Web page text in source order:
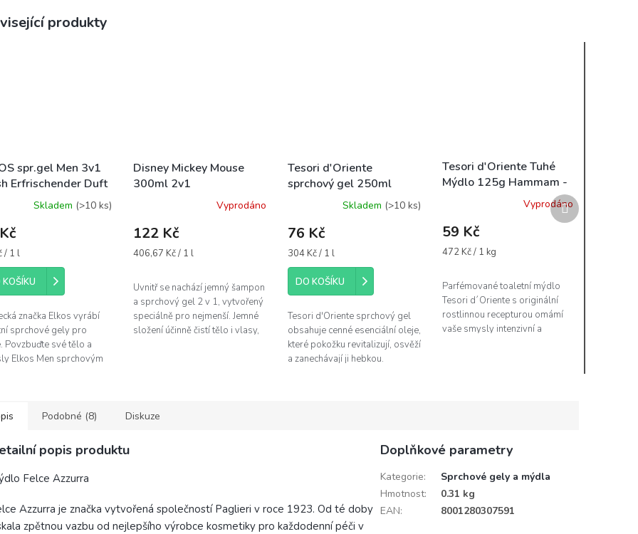
produkty
spr.gel Men 3v1
Erfrischender Duft
Skladem (>10 ks)
/ 1 l
značka Elkos vyrábí
sprchové gely pro
Povzbuďte své tělo a
Elkos Men sprchovým
Disney Mickey Mouse
300ml 2v1
šampon+sprchový gel
Vyprodáno
122 Kč
Měrná
406,67 Kč / 1 l
Uvnitř se nachází jemný šampon
a sprchový gel 2 v 1, vytvořený
speciálně pro nejmenší. Jemné
složení účinně čistí tělo i vlasy,
Tesori d'Oriente
sprchový gel 250ml
AYURVEDASkladem (>10 ks)
76 Kč
Měrná
cena:
304 Kč / 1 l
DO KOŠÍKU
Tesori d'Oriente sprchový gel
obsahuje cenné esenciální oleje,
které pokožku revitalizují, osvěží
a zanechávají ji hebkou.
Tesori d'Oriente Tuhé
Mýdlo 125g Hammam -
Vyprodáno
59 Kč
Měrná
472 Kč / 1 kg
Parfémované toaletní mýdlo
Tesori d´Oriente s originální
rostlinnou recepturou omámí
vaše smysly intenzivní a
Další
produkt
Podobné (8) Diskuze
popis produktu
Felce Azzurra
Azzurra je značka vytvořená společností Paglieri v roce 1923. Od té doby
zpětnou vazbu od nejlepšího výrobce kosmetiky pro každodenní péči v
Doplňkové parametry
Kategorie:
Sprchové gely a mýdla
Hmotnost:
0.31 kg
EAN: 8001280307591